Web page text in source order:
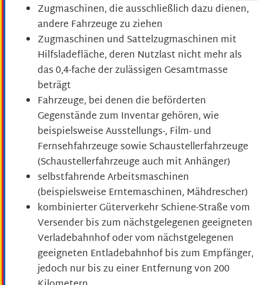
Zugmaschinen, die ausschließlich dazu dienen,
andere Fahrzeuge zu ziehen
Zugmaschinen und Sattelzugmaschinen mit
Hilfsladefläche, deren Nutzlast nicht mehr als
das 0,4-fache der zulässigen Gesamtmasse
beträgt
Fahrzeuge, bei denen die beförderten
Gegenstände zum Inventar gehören, wie
beispielsweise Ausstellungs-, Film- und
Fernsehfahrzeuge sowie Schaustellerfahrzeuge
(Schaustellerfahrzeuge auch mit Anhänger)
selbstfahrende Arbeitsmaschinen
(beispielsweise Erntemaschinen, Mähdrescher)
kombinierter Güterverkehr Schiene-Straße vom
Versender bis zum nächstgelegenen geeigneten
Verladebahnhof oder vom nächstgelegenen
geeigneten Entladebahnhof bis zum Empfänger,
jedoch nur bis zu einer Entfernung von 200